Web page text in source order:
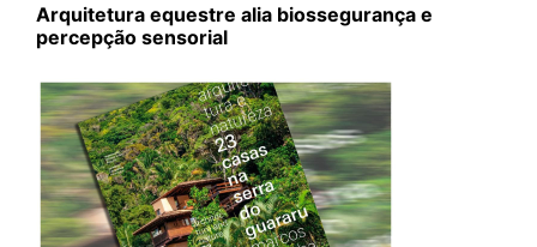
Arquitetura equestre alia biossegurança e
percepção sensorial